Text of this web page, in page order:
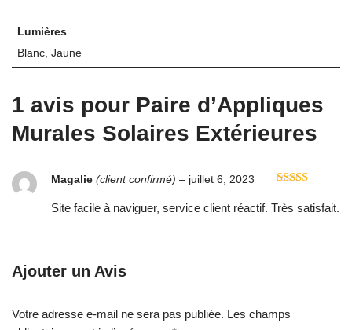
Lumières
Blanc, Jaune
1 avis pour Paire d’Appliques
Murales Solaires Extérieures
sur 5
Magalie (client confirmé) – juillet 6, 2023
Site facile à naviguer, service client réactif. Très satisfait.
Ajouter un Avis
Votre adresse e-mail ne sera pas publiée. Les champs